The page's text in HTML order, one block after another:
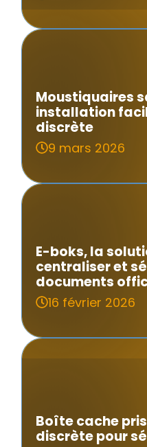
Moustiquaires
installation
discrète
9 mars 2026
E-boks, la
centraliser et
documents
16 février 2026
Boîte cache
discrète pour